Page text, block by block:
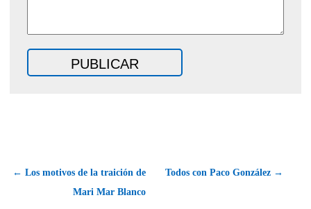
← Los motivos de la traición de
Mari Mar Blanco
Todos con Paco González →